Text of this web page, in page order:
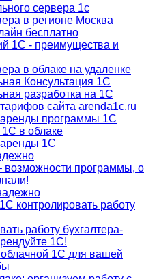
сервера 1с
в регионе Москва
бесплатно
1С - преимущества и
в облаке на удаленке
Консультация 1С
разработка на 1С
сайта arenda1c.ru
программы 1С
в облаке
1С
возможности программы, о
контролировать работу
работу бухгалтера-
1С!
1С для вашей